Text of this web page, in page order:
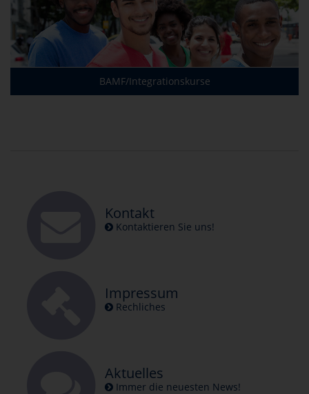
BAMF/Integrationskurse
Kontakt
Kontaktieren Sie uns!
Impressum
Rechliches
Aktuelles
Immer die neuesten News!